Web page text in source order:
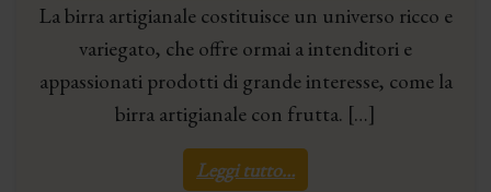
La birra artigianale costituisce un universo ricco e
variegato, che offre ormai a intenditori e
appassionati prodotti di grande interesse, come la
birra artigianale con frutta. […]
Leggi tutto…